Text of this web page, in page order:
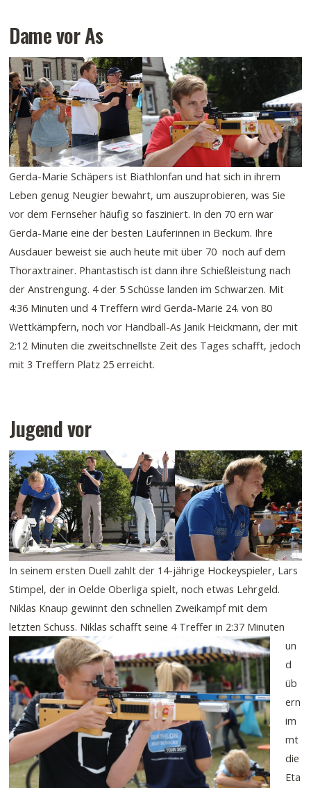
Dame vor As
Gerda-Marie Schäpers ist Biathlonfan und hat sich in ihrem
Leben genug Neugier bewahrt, um auszuprobieren, was Sie
vor dem Fernseher häufig so fasziniert. In den 70 ern war
Gerda-Marie eine der besten Läuferinnen in Beckum. Ihre
Ausdauer beweist sie auch heute mit über 70 noch auf dem
Thoraxtrainer. Phantastisch ist dann ihre Schießleistung nach
der Anstrengung. 4 der 5 Schüsse landen im Schwarzen. Mit
4:36 Minuten und 4 Treffern wird Gerda-Marie 24. von 80
Wettkämpfern, noch vor Handball-As Janik Heickmann, der mit
2:12 Minuten die zweitschnellste Zeit des Tages schafft, jedoch
mit 3 Treffern Platz 25 erreicht.
Jugend vor
In seinem ersten Duell zahlt der 14-jährige Hockeyspieler, Lars
Stimpel, der in Oelde Oberliga spielt, noch etwas Lehrgeld.
Niklas Knaup gewinnt den schnellen Zweikampf mit dem
letzten Schuss. Niklas schafft seine 4 Treffer in 2:37 Minuten
un
d
üb
ern
im
mt
die
Eta